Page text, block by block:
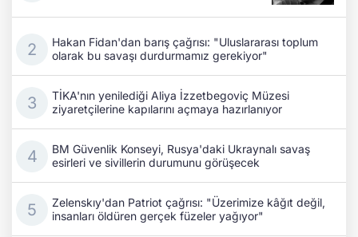
Hakan Fidan'dan barış çağrısı: "Uluslararası toplum
olarak bu savaşı durdurmamız gerekiyor"
TİKA'nın yenilediği Aliya İzzetbegoviç Müzesi
ziyaretçilerine kapılarını açmaya hazırlanıyor
BM Güvenlik Konseyi, Rusya'daki Ukraynalı savaş
esirleri ve sivillerin durumunu görüşecek
Zelenskıy'dan Patriot çağrısı: "Üzerimize kâğıt değil,
insanları öldüren gerçek füzeler yağıyor"